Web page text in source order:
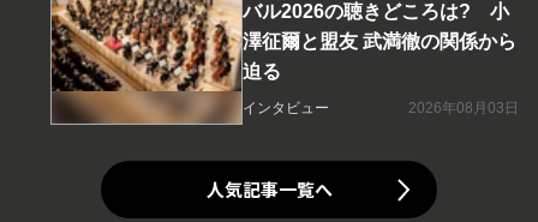
バル2026の聴きどころは? 小
澤征爾と盟友 武満徹の関係から
迫る
インタビュー 2026年08月03日
人気記事一覧へ